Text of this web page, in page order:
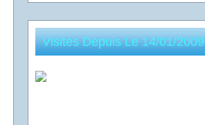
Visites Depuis Le 14/01/2009